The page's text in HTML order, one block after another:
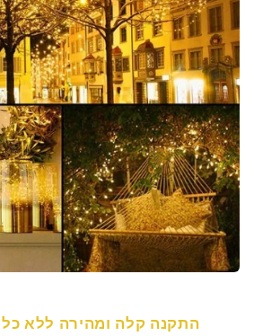
התקנה קלה ומהירה ללא